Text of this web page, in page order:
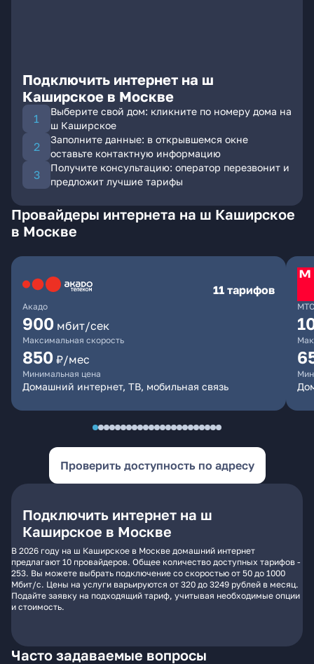
Подключить интернет на ш
Каширское в Москве
Выберите свой дом: кликните по номеру дома на
ш Каширское
Заполните данные: в открывшемся окне
оставьте контактную информацию
Получите консультацию: оператор перезвонит и
предложит лучшие тарифы
Провайдеры интернета на ш Каширское
в Москве
Акадо
11 тарифов
900 мбит/сек
Максимальная скорость
850 ₽/мес
Минимальная цена
Домашний интернет, ТВ, мобильная связь
МТС
Проверить доступность по адресу
Подключить интернет на ш
Каширское в Москве
В 2026 году на ш Каширское в Москве домашний интернет
предлагают 10 провайдеров. Общее количество доступных тарифов -
253. Вы можете выбрать подключение со скоростью от 50 до 1000
Мбит/с. Цены на услуги варьируются от 320 до 3249 рублей в месяц.
Подайте заявку на подходящий тариф, учитывая необходимые опции
и стоимость.
Часто задаваемые вопросы